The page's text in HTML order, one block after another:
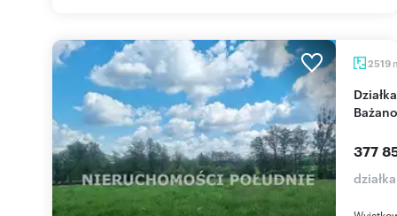
2519
Działka 2519 m² pod zabudowę i usługi w
377